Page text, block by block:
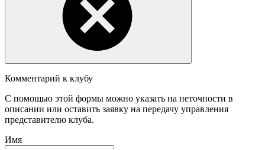
Комментарий к клубу
С помощью этой формы можно указать на неточности в
описании или оставить заявку на передачу управления
представителю клуба.
Имя